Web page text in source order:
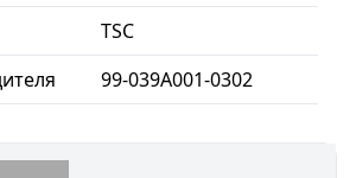
TSC
99-039A001-0302